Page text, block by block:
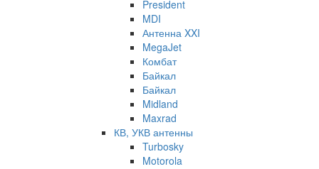
President
MDI
Антенна XXI
MegaJet
Комбат
Байкал
Байкал
Midland
Maxrad
КВ, УКВ антенны
Turbosky
Motorola